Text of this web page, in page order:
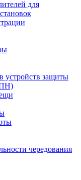
для
устройств защиты
чередования